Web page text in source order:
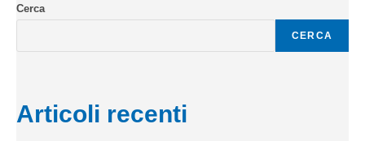
Cerca
CERCA
Articoli recenti